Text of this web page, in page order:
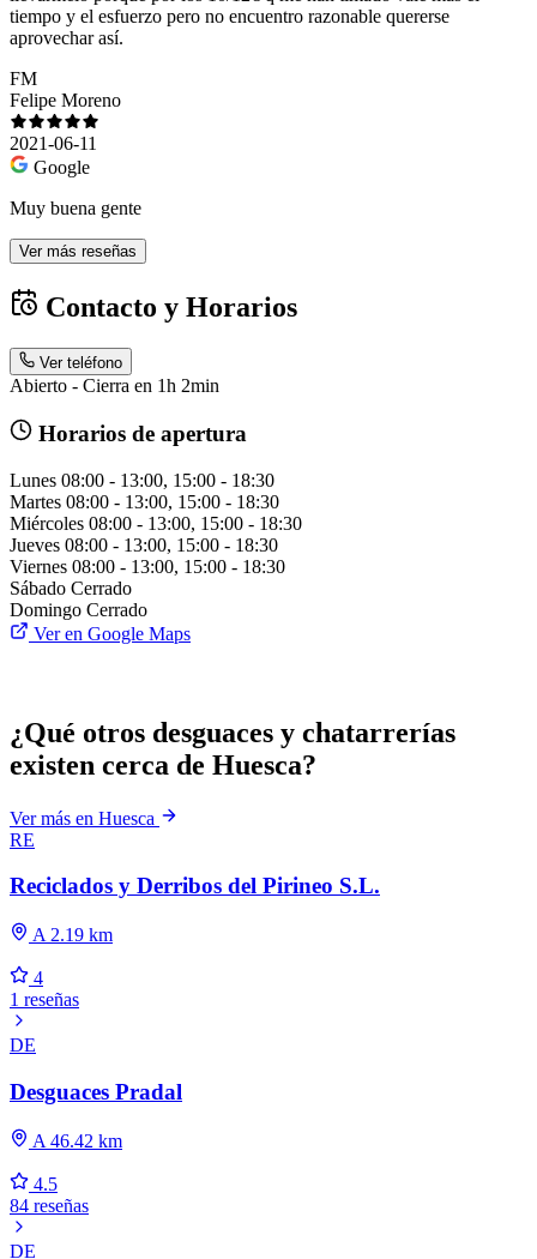
tiempo y el esfuerzo pero no encuentro razonable quererse
aprovechar así.
FM
Felipe Moreno
2021-06-11
Google
Muy buena gente
Ver más reseñas
Contacto y Horarios
Ver teléfono
Abierto - Cierra en 1h 2min
Horarios de apertura
Lunes 08:00 - 13:00, 15:00 - 18:30
Martes 08:00 - 13:00, 15:00 - 18:30
Miércoles 08:00 - 13:00, 15:00 - 18:30
Jueves 08:00 - 13:00, 15:00 - 18:30
Viernes 08:00 - 13:00, 15:00 - 18:30
Sábado Cerrado
Domingo Cerrado
Ver en Google Maps
¿Qué otros desguaces y chatarrerías
existen cerca de Huesca?
Ver más en Huesca
RE
Reciclados y Derribos del Pirineo S.L.
A 2.19 km
4
1 reseñas
DE
Desguaces Pradal
A 46.42 km
4.5
84 reseñas
DE